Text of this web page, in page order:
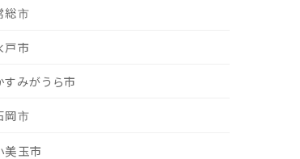
総市
戸市
すみがうら市
岡市
美玉市